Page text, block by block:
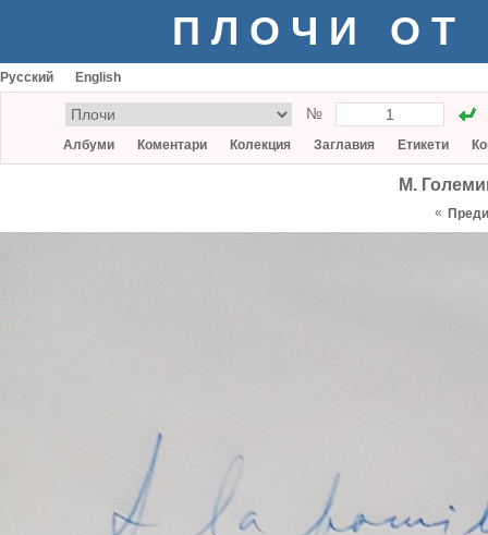
ПЛОЧИ ОТ
Русский English
№
Албуми Коментари Колекция Заглавия Етикети
М.
«